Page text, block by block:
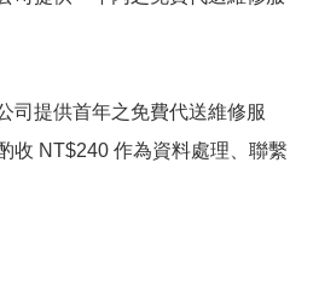
司提供首年之免費代送維修服
收 NT$240 作為資料處理、聯繫